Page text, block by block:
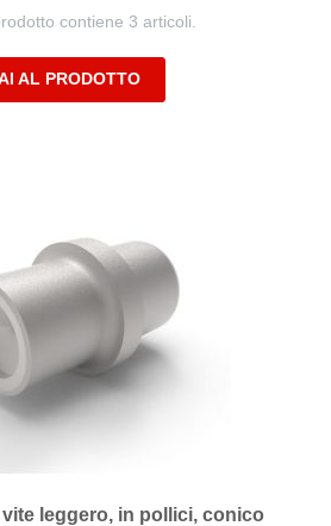
contiene 3 articoli.
AL PRODOTTO
leggero, in pollici, conico